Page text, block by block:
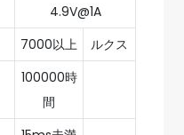
4.9V@1A
7000以上
ルクス
100000時
間